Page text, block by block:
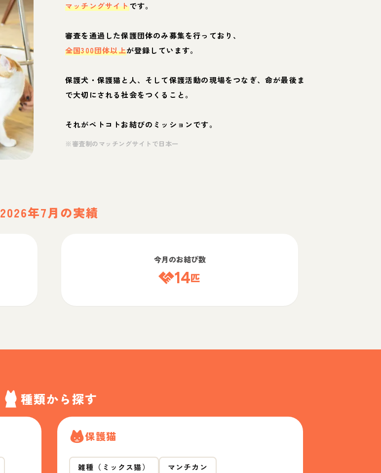
マッチングサイトです。
審査を通過した保護団体のみ募集を行っており、
全国300団体以上が登録しています。
保護犬・保護猫と人、そして保護活動の現場をつなぎ、命が最後ま
で大切にされる社会をつくること。
それがペトコトお結びのミッションです。
※審査制のマッチングサイトで日本一
2026年7月の実績
今月のお結び数
14匹
種類から探す
保護猫
雑種（ミックス猫）
マンチカン